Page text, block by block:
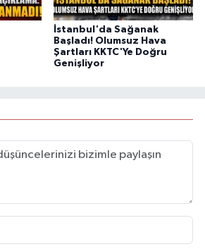
İstanbul'da Sağanak
Başladı! Olumsuz Hava
Şartları KKTC'Ye Doğru
Genişliyor